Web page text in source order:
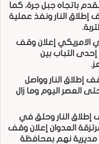
باتجاه جبل جرة، كما
إطلاق النار ونفذ عملية
الامريكي إعلان وقف
إحدى التباب بين
إطلاق النار وواصل
العصر اليوم وما زال
إطلاق النار وحلق في
العدوان إعلان وقف
مديرية نهم بمحافظة